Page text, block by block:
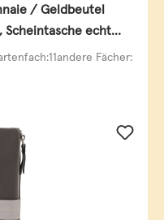
/ Geldbeutel
Scheintasche echt
Fächer: